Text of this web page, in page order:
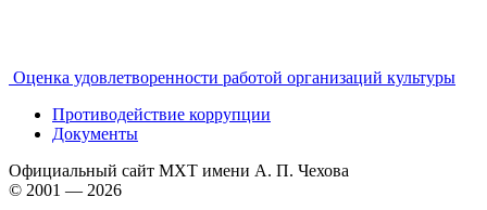
Оценка удовлетворенности работой организаций культуры
Противодействие коррупции
Документы
Официальный сайт МХТ имени А. П. Чехова
© 2001 — 2026